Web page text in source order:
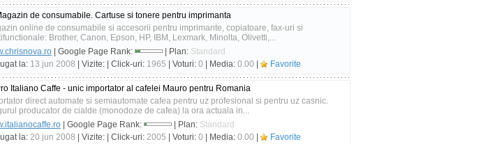
de consumabile. Cartuse si tonere pentru imprimanta
online de consumabile si accesorii pentru imprimante, copiatoare, fax-uri si
Brother, Canon, Epson, HP, IBM, Lexmark, Minolta, Olivetti,...
| Google Page Rank: | Plan: Standard
la: 13 jun 2008 | Vizite: | Click-uri: 1965 | Voturi: 0 | Media: 0.00 Favorite
Italiano Caffe - unic importator al cafelei Mauro pentru Romania
direct automate si semiautomate cafea pentru uz profesional si pentru uz casnic.
producator de cialde (monodoze de cafea) la ora actuala in...
| Google Page Rank: | Plan: Standard
la: 20 jun 2008 | Vizite: | Click-uri: 2005 | Voturi: 0 | Media: 0.00 Favorite